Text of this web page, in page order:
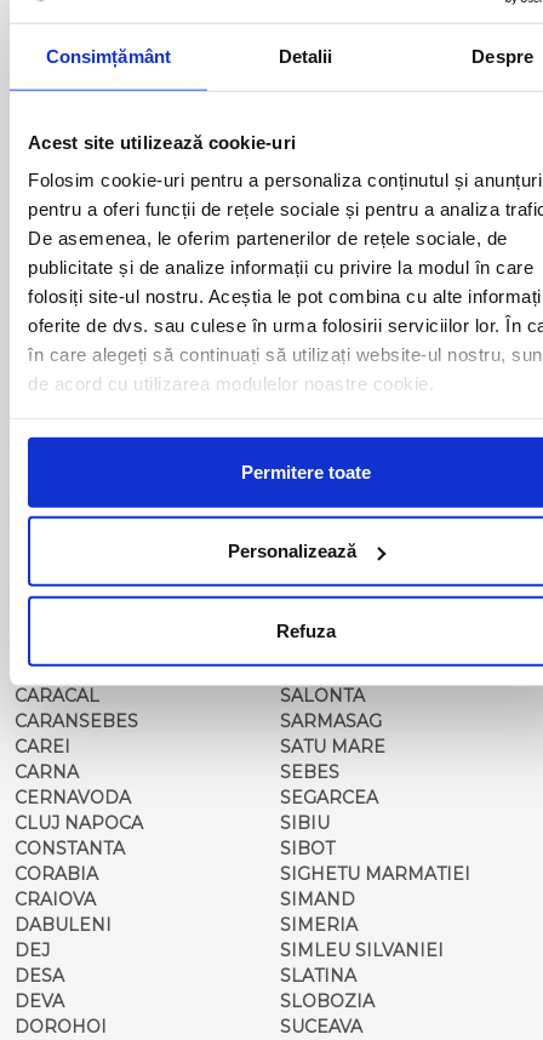
Consimțământ Detalii Despre
Acest site utilizează cookie-uri
Folosim cookie-uri pentru a personaliza conținutul și
pentru a oferi funcții de rețele sociale și pentru a analiza
De asemenea, le oferim partenerilor de rețele sociale, de
publicitate și de analize informații cu privire la modul în care
folosiți site-ul nostru. Aceștia le pot combina cu alte
oferite de dvs. sau culese în urma folosirii serviciilor lor. În
în care alegeți să continuați să utilizați website-ul nostru,
de acord cu utilizarea modulelor noastre cookie.
Permitere toate
Personalizează
Refuza
ALBA IULIA
ALEXANDRIA
ARAD
BAIA MARE
BAILESTI
BALS-IS
BALS-OT
BARCA
BARLAD
BECHET
BECLEAN
BISTRET
BISTRITA
BOTOSANI
BUCURESTI AGENTIE
CALARASI-CL
MOLDOVENESC
CARACAL
CARANSEBES
CAREI
CARNA
CERNAVODA
CLUJ NAPOCA
CONSTANTA
CORABIA
CRAIOVA
DABULENI
DEJ
DESA
DEVA
DOROHOI
MOINESTI
OLTENITA
ORADEA
ORSOVA
PASCANI
PERICEI
PERISOR
PETROSANI
PIATRA NEAMT
PISCU VECHI
PITESTI
PODARI
POIANA MARE
RAST
REGHIN
RM. VALCEA
ROMAN
ROSIORII DE VEDE
SADOVA
SALONTA
SARMASAG
SATU MARE
SEBES
SEGARCEA
SIBIU
SIBOT
SIGHETU MARMATIEI
SIMAND
SIMERIA
SIMLEU SILVANIEI
SLATINA
SLOBOZIA
SUCEAVA